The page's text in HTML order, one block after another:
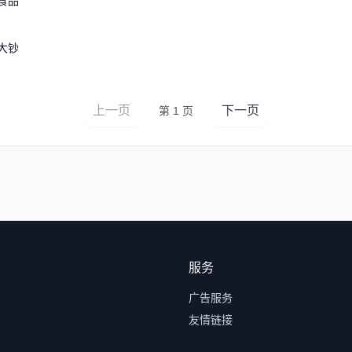
钞
上一页 第 1 页 下一页
服务
广告服务
友情链接